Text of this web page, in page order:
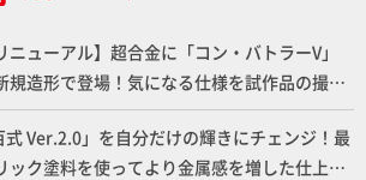
ニューアル】超合金に「コン・バトラーV」
規造形で登場！気になる仕様を試作品の撮り
ご紹介!!さらに「大鉄人17」＆「ワンエイ
ト情報もお届け！【超合金の魂】
式 Ver.2.0」を自分だけの輝きにチェンジ！最
ック塗料を使ってより金属感を増した仕上が